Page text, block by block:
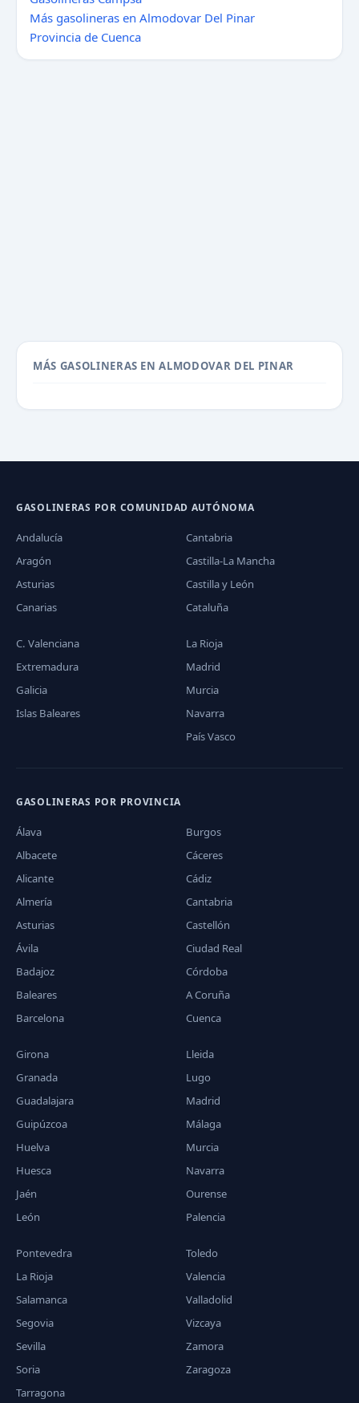
Más gasolineras en Almodovar Del Pinar
Provincia de Cuenca
MÁS GASOLINERAS EN ALMODOVAR DEL PINAR
GASOLINERAS POR COMUNIDAD AUTÓNOMA
Andalucía
Aragón
Asturias
Canarias
Cantabria
Castilla-La Mancha
Castilla y León
Cataluña
C. Valenciana
Extremadura
Galicia
Islas Baleares
La Rioja
Madrid
Murcia
Navarra
País Vasco
GASOLINERAS POR PROVINCIA
Álava
Albacete
Alicante
Almería
Asturias
Ávila
Badajoz
Baleares
Barcelona
Burgos
Cáceres
Cádiz
Cantabria
Castellón
Ciudad Real
Córdoba
A Coruña
Cuenca
Girona
Granada
Guadalajara
Guipúzcoa
Huelva
Huesca
Jaén
León
Lleida
Lugo
Madrid
Málaga
Murcia
Navarra
Ourense
Palencia
Pontevedra
La Rioja
Salamanca
Segovia
Sevilla
Soria
Tarragona
Toledo
Valencia
Valladolid
Vizcaya
Zamora
Zaragoza